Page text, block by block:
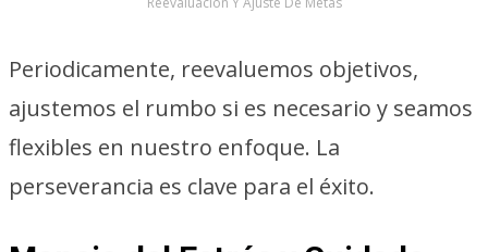
Periodicamente, reevaluemos objetivos,
ajustemos el rumbo si es necesario y seamos
flexibles en nuestro enfoque. La
perseverancia es clave para el éxito.